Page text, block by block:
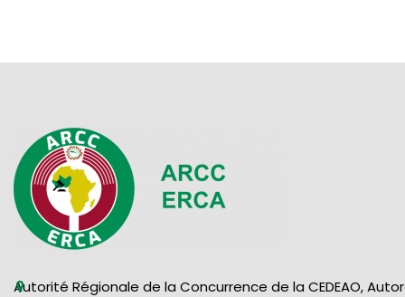
Autorité Régionale de la Concurrence de la CEDEAO,